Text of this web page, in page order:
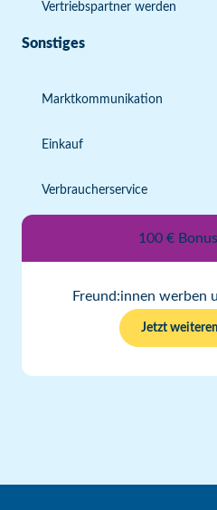
Vertriebspartner werden
Sonstiges
Marktkommunikation
Einkauf
Verbraucherservice
100 €
Freund:innen werben
Jetzt